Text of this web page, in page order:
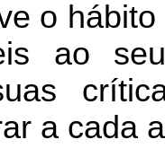
o
ao
a cada